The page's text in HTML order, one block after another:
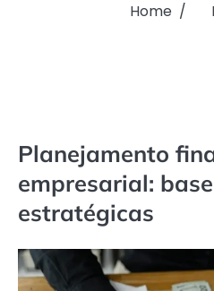
Home
Planejamento
empresarial:
estratégicas